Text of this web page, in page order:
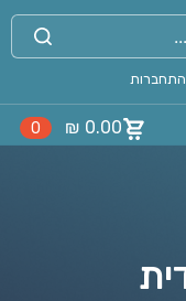
התחברות
₪ 0.00
0